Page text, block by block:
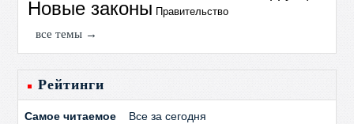
Новые законы Правительство
все темы →
Рейтинги
Самое читаемое Все за сегодня